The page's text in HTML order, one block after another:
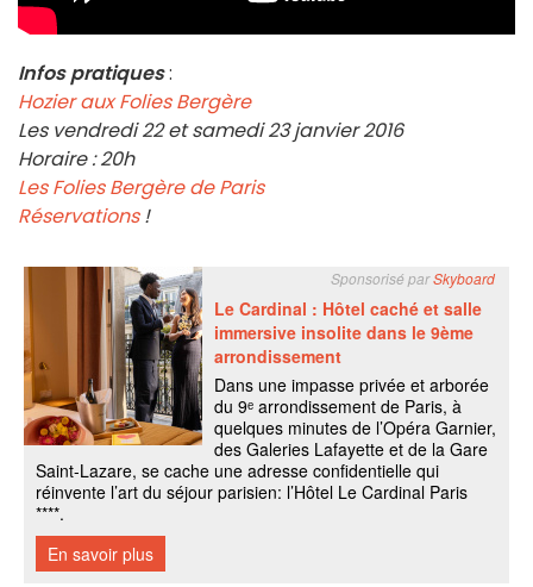
Infos pratiques:
Hozier aux Folies Bergère
Les vendredi 22 et samedi 23 janvier 2016
Horaire : 20h
Les Folies Bergère de Paris
Réservations!